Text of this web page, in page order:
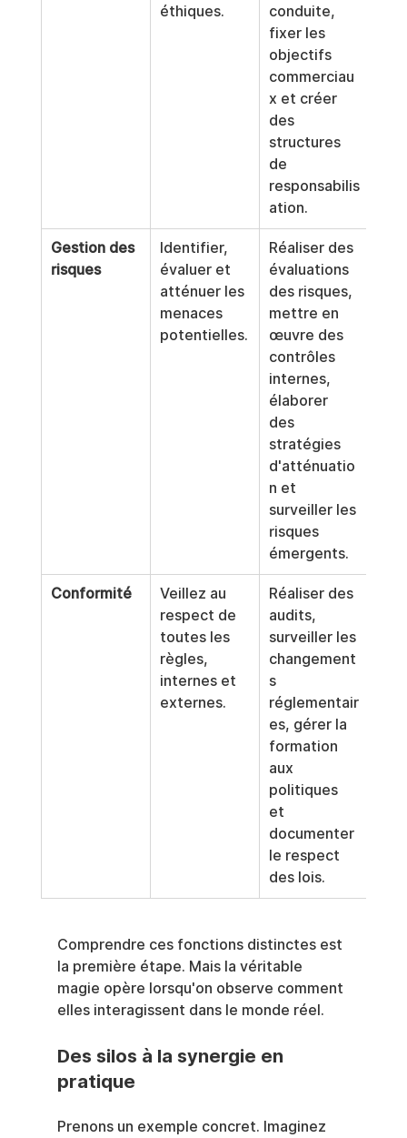
éthiques.
conduite,
fixer les
objectifs
commerciau
x et créer
des
structures
de
responsabilis
ation.
Gestion des
risques
Identifier,
évaluer et
atténuer les
menaces
potentielles.
Réaliser des
évaluations
des risques,
mettre en
œuvre des
contrôles
internes,
élaborer
des
stratégies
d'atténuatio
n et
surveiller les
risques
émergents.
Conformité
Veillez au
respect de
toutes les
règles,
internes et
externes.
Réaliser des
audits,
surveiller les
changement
s
réglementair
es, gérer la
formation
aux
politiques
et
documenter
le respect
des lois.
Comprendre ces fonctions distinctes est
la première étape. Mais la véritable
magie opère lorsqu'on observe comment
elles interagissent dans le monde réel.
Des silos à la synergie en
pratique
Prenons un exemple concret. Imaginez